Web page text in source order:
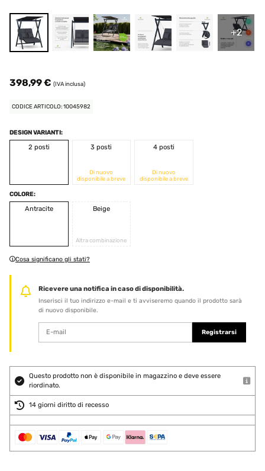
+2
398,99 € (IVA inclusa)
CODICE ARTICOLO: 10045982
DESIGN VARIANTI:
2 posti
3 posti
Di nuovo
disponibile a breve
4 posti
Di nuovo
disponibile a breve
COLORE:
Antracite
Beige
Altra combinazione
Cosa significano gli stati?
Ricevere una notifica in caso di disponibilità.
Inserisci il tuo indirizzo e-mail e ti avviseremo quando il prodotto sarà
di nuovo disponibile.
Registrarsi
Questo prodotto non è disponibile in magazzino e deve essere
riordinato.
14 giorni diritto di recesso